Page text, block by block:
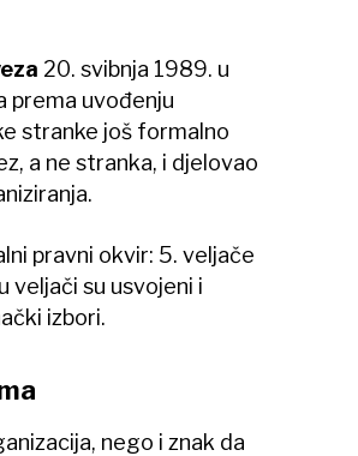
20. svibnja 1989. u
prema uvođenju
stranke još formalno
a ne stranka, i djelovao
pravni okvir: 5. veljače
veljači su usvojeni i
izbori.
nego i znak da